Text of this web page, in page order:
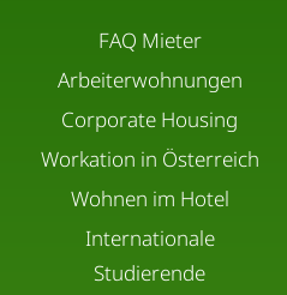
FAQ Mieter
Arbeiterwohnungen
Corporate Housing
Workation in Österreich
Wohnen im Hotel
Internationale
Studierende